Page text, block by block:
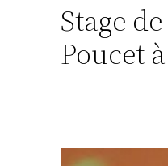
Stage
Poucet